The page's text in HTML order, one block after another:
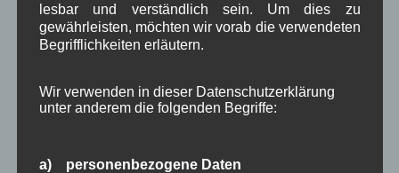
historische Bilder , Infrastruktur ,Isarkies ,
Kirche Kunsthandwerk
Musik , Natur und Umwelt ,Ochsenrennen
TV Umfrage , Veranstaltung
lesbar und verständlich sein. Um dies zu
gewährleisten, möchten wir vorab die verwendeten
Begrifflichkeiten erläutern.
Wir verwenden in dieser Datenschutzerklärung
unter anderem die folgenden Begriffe:
a) personenbezogene Daten